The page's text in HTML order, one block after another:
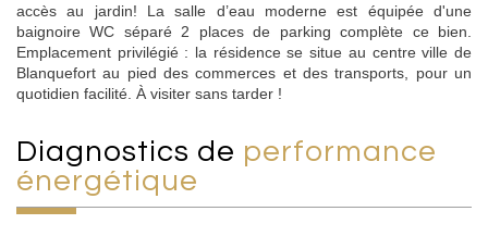
accès au jardin! La salle d’eau moderne est équipée d'une
baignoire WC séparé 2 places de parking complète ce bien.
Emplacement privilégié : la résidence se situe au centre ville de
Blanquefort au pied des commerces et des transports, pour un
quotidien facilité. À visiter sans tarder !
diagnostics de performance
énergétique